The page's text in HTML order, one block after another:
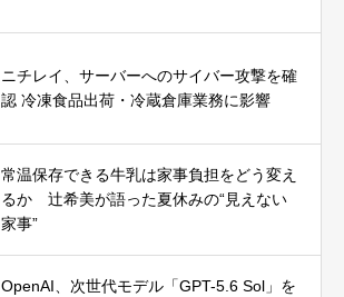
ニチレイ、サーバーへのサイバー攻撃を確
認 冷凍食品出荷・冷蔵倉庫業務に影響
常温保存できる牛乳は家事負担をどう変え
るか 辻希美が語った夏休みの“見えない
家事”
OpenAI、次世代モデル「GPT-5.6 Sol」を